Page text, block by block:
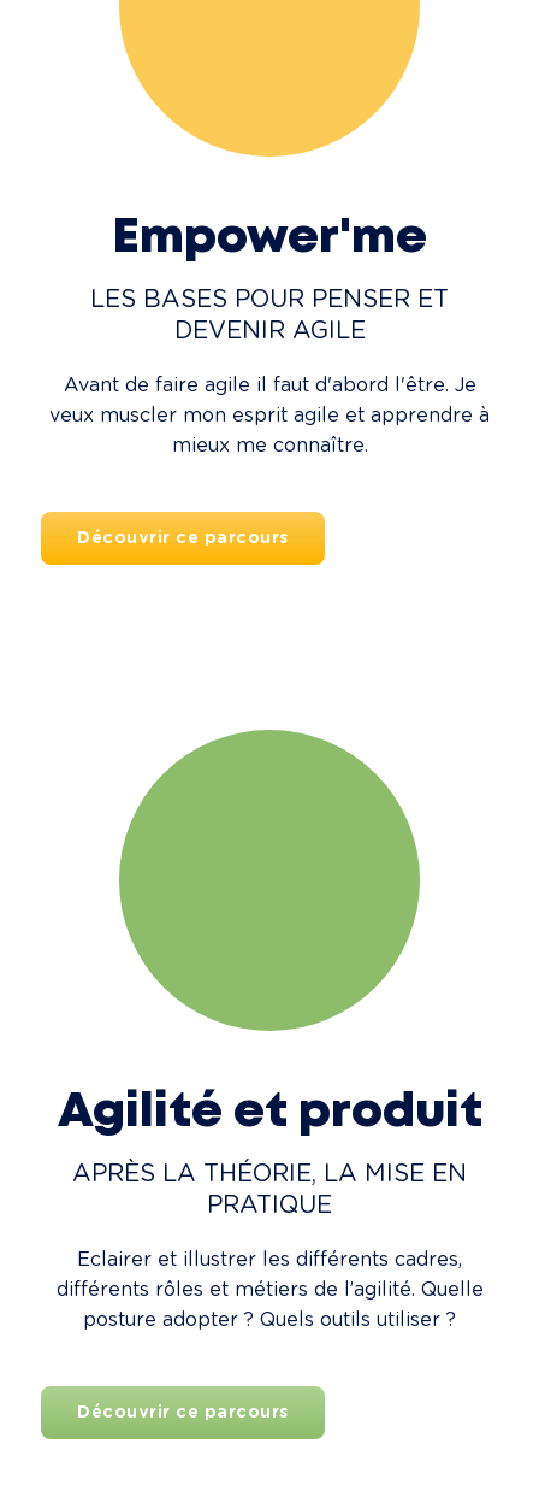
Empower'me
LES BASES POUR PENSER ET
DEVENIR AGILE
Avant de faire agile il faut d'abord l'être. Je
veux muscler mon esprit agile et apprendre à
mieux me connaître.
Découvrir ce parcours
Agilité et produit
APRÈS LA THÉORIE, LA MISE EN
PRATIQUE
Eclairer et illustrer les différents cadres,
différents rôles et métiers de l’agilité. Quelle
posture adopter ? Quels outils utiliser ?
Découvrir ce parcours